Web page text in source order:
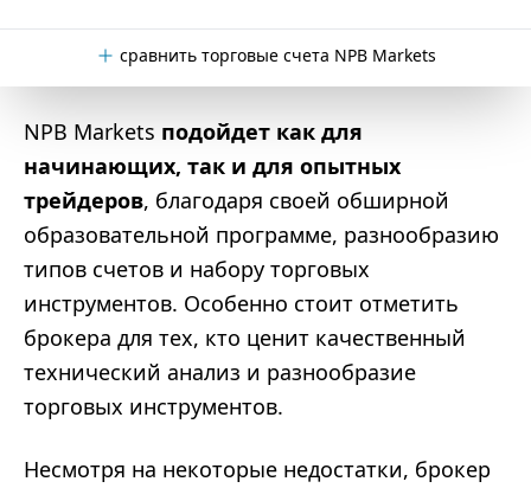
сравнить торговые счета NPB Markets
NPB Markets подойдет как для
начинающих, так и для опытных
трейдеров, благодаря своей обширной
образовательной программе, разнообразию
типов счетов и набору торговых
инструментов. Особенно стоит отметить
брокера для тех, кто ценит качественный
технический анализ и разнообразие
торговых инструментов.
Несмотря на некоторые недостатки, брокер